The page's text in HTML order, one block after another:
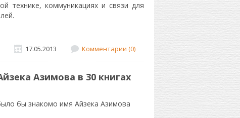
технике, коммуникациях и связи для
17.05.2013 Комментарии (0)
Азимова в 30 книгах
бы знакомо имя Айзека Азимова